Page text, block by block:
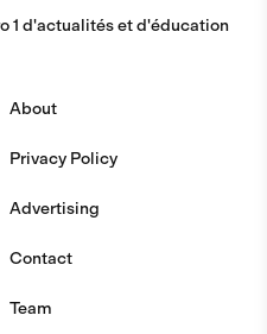
1 d'actualités et d'éducation
About
Privacy Policy
Advertising
Contact
Team